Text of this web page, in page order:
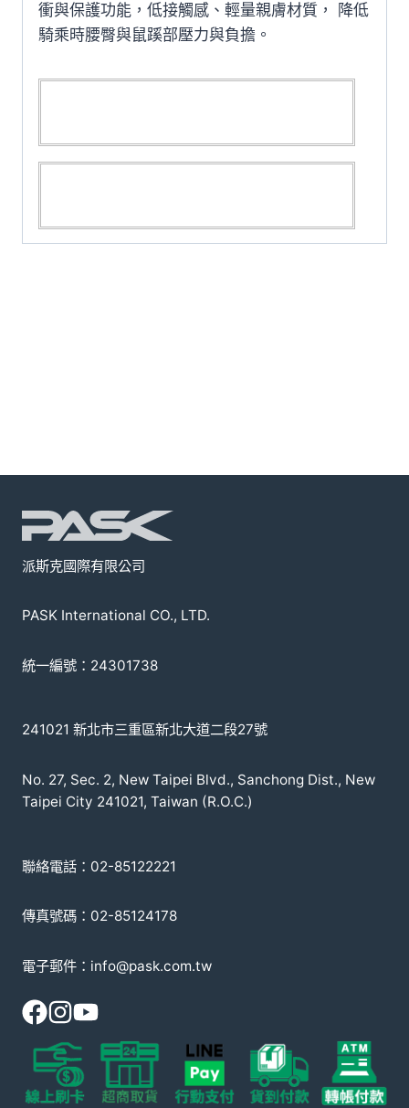
衝與保護功能，低接觸感、輕量親膚材質， 降低
騎乘時腰臀與鼠蹊部壓力與負擔。
派斯克國際有限公司
PASK International CO., LTD.
統一編號：24301738
241021 新北市三重區新北大道二段27號
No. 27, Sec. 2, New Taipei Blvd., Sanchong Dist., New
Taipei City 241021, Taiwan (R.O.C.)
聯絡電話：02-85122221
傳真號碼：02-85124178
電子郵件：info@pask.com.tw